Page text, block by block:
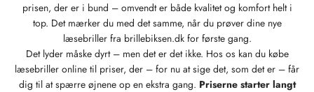
prisen, der er i bund – omvendt er både kvalitet og komfort helt i
top. Det mærker du med det samme, når du prøver dine nye
læsebriller fra brillebiksen.dk for første gang.
Det lyder måske dyrt – men det er det ikke. Hos os kan du købe
læsebriller online til priser, der – for nu at sige det, som det er – får
dig til at spærre øjnene op en ekstra gang. Priserne starter langt